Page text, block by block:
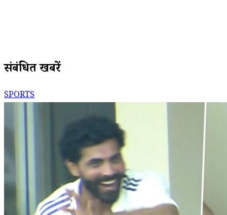
संबंधित खबरें
SPORTS